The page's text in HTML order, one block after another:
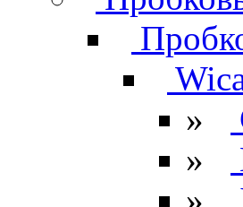
»
»
»